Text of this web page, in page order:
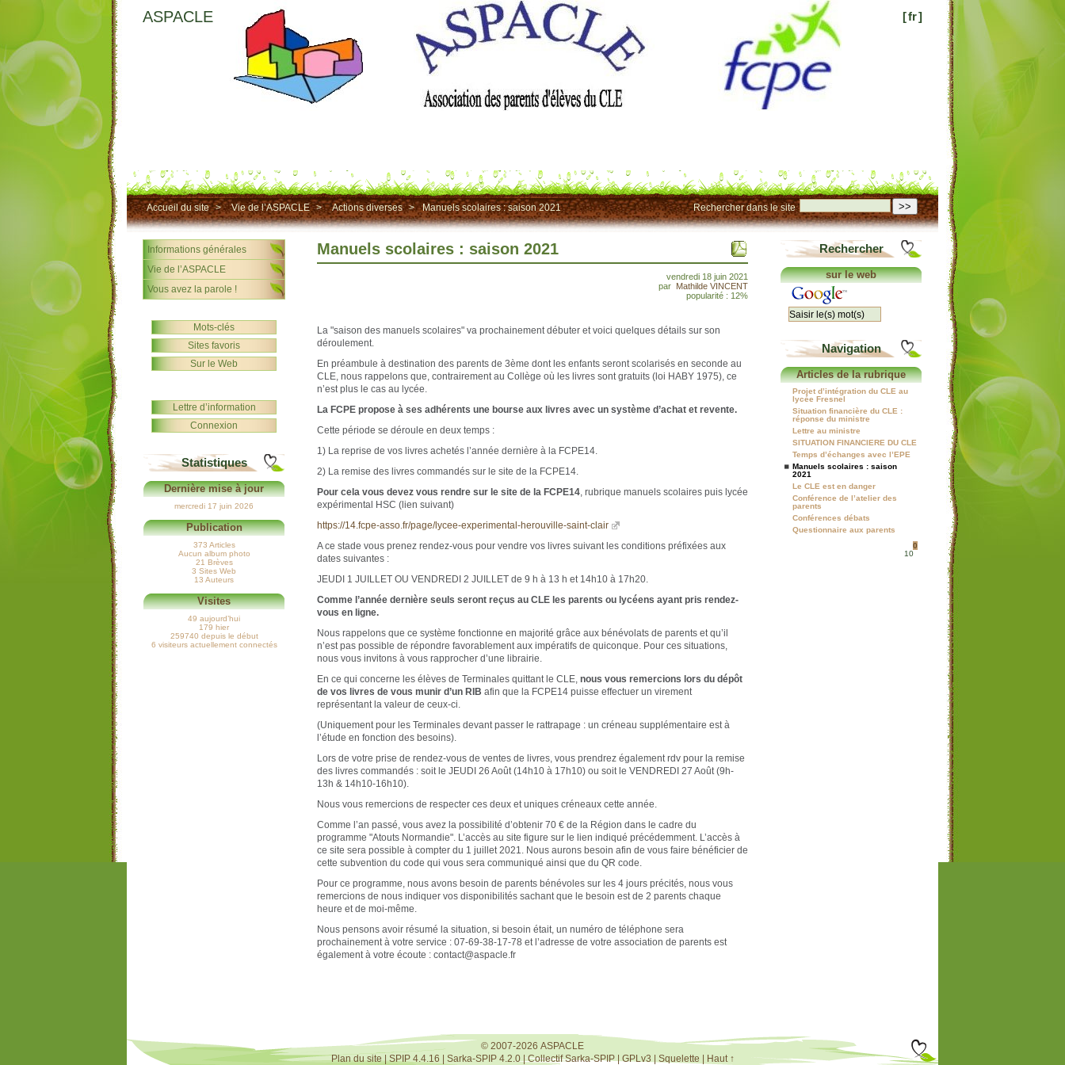
[fr]
ASPACLE
>>
Rechercher dans le site
Accueil du site > Vie de l’ASPACLE > Actions diverses > Manuels scolaires : saison 2021
Manuels scolaires : saison 2021
vendredi 18 juin 2021
par Mathilde VINCENT
popularité : 12%
La "saison des manuels scolaires" va prochainement débuter et voici quelques détails sur son
déroulement.
En préambule à destination des parents de 3ème dont les enfants seront scolarisés en seconde au
CLE, nous rappelons que, contrairement au Collège où les livres sont gratuits (loi HABY 1975), ce
n’est plus le cas au lycée.
La FCPE propose à ses adhérents une bourse aux livres avec un système d’achat et revente.
Cette période se déroule en deux temps :
1) La reprise de vos livres achetés l’année dernière à la FCPE14.
2) La remise des livres commandés sur le site de la FCPE14.
Pour cela vous devez vous rendre sur le site de la FCPE14, rubrique manuels scolaires puis lycée
expérimental HSC (lien suivant)
https://14.fcpe-asso.fr/page/lycee-experimental-herouville-saint-clair
A ce stade vous prenez rendez-vous pour vendre vos livres suivant les conditions préfixées aux
dates suivantes :
JEUDI 1 JUILLET OU VENDREDI 2 JUILLET de 9 h à 13 h et 14h10 à 17h20.
Comme l’année dernière seuls seront reçus au CLE les parents ou lycéens ayant pris rendez-
vous en ligne.
Nous rappelons que ce système fonctionne en majorité grâce aux bénévolats de parents et qu’il
n’est pas possible de répondre favorablement aux impératifs de quiconque. Pour ces situations,
nous vous invitons à vous rapprocher d’une librairie.
En ce qui concerne les élèves de Terminales quittant le CLE, nous vous remercions lors du dépôt
de vos livres de vous munir d’un RIB afin que la FCPE14 puisse effectuer un virement
représentant la valeur de ceux-ci.
(Uniquement pour les Terminales devant passer le rattrapage : un créneau supplémentaire est à
l’étude en fonction des besoins).
Lors de votre prise de rendez-vous de ventes de livres, vous prendrez également rdv pour la remise
des livres commandés : soit le JEUDI 26 Août (14h10 à 17h10) ou soit le VENDREDI 27 Août (9h-
13h & 14h10-16h10).
Nous vous remercions de respecter ces deux et uniques créneaux cette année.
Comme l’an passé, vous avez la possibilité d’obtenir 70 € de la Région dans le cadre du
programme "Atouts Normandie". L’accès au site figure sur le lien indiqué précédemment. L’accès à
ce site sera possible à compter du 1 juillet 2021. Nous aurons besoin afin de vous faire bénéficier de
cette subvention du code qui vous sera communiqué ainsi que du QR code.
Pour ce programme, nous avons besoin de parents bénévoles sur les 4 jours précités, nous vous
remercions de nous indiquer vos disponibilités sachant que le besoin est de 2 parents chaque
heure et de moi-même.
Nous pensons avoir résumé la situation, si besoin était, un numéro de téléphone sera
prochainement à votre service : 07-69-38-17-78 et l’adresse de votre association de parents est
également à votre écoute : contact@aspacle.fr
Informations générales
Vie de l’ASPACLE
Vous avez la parole !
Mots-clés
Sites favoris
Sur le Web
Lettre d’information
Connexion
Statistiques
Dernière mise à jour
mercredi 17 juin 2026
Publication
373 Articles
Aucun album photo
21 Brèves
3 Sites Web
13 Auteurs
Visites
49 aujourd’hui
179 hier
259740 depuis le début
6 visiteurs actuellement connectés
Rechercher
sur le web
Navigation
Articles de la rubrique
Projet d’intégration du CLE au
lycée Fresnel
Situation financière du CLE :
réponse du ministre
Lettre au ministre
SITUATION FINANCIERE DU CLE
Temps d’échanges avec l’EPE
Manuels scolaires : saison
2021
Le CLE est en danger
Conférence de l’atelier des
parents
Conférences débats
Questionnaire aux parents
0
10
© 2007-2026 ASPACLE
Plan du site|SPIP 4.4.16 Sarka-SPIP 4.2.0|Collectif Sarka-SPIP|GPLv3 Squelette Haut ↑